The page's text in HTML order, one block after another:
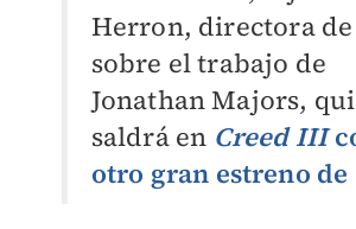
Herron, directora
sobre el trabajo de
Jonathan Majors,
saldrá en Creed III
otro gran estreno de